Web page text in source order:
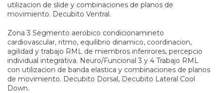
utilizacion de slide y combinaciones de planos de
movimiento. Decubito Ventral.
Zona 3 Segmento aerobico condicionamineto
cardiovascular, ritmo, equilibrio dinamico, coordinacion,
agilidad y trabajo RML de miembros inferirores, percepcio
individual integrativa. Neuro/Funcional 3 y 4 Trabajo RML
con utilizacion de banda elastica y combinaciones de planos
de movimiento. Decubito Dorsal, Decubito Lateral Cool
Down.